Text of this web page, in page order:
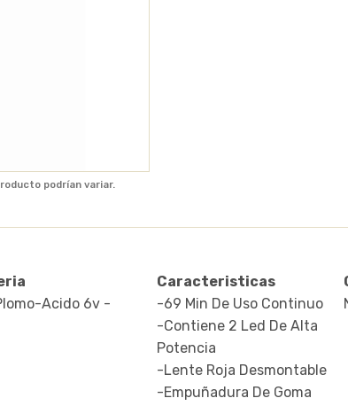
podrían variar.
Acido 6v -
Caracteristicas
-69 Min De Uso Continuo
-Contiene 2 Led De Alta
Potencia
-Lente Roja Desmontable
-Empuñadura De Goma